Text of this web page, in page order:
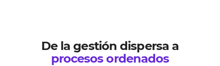
De la gestión dispersa a
procesos ordenados